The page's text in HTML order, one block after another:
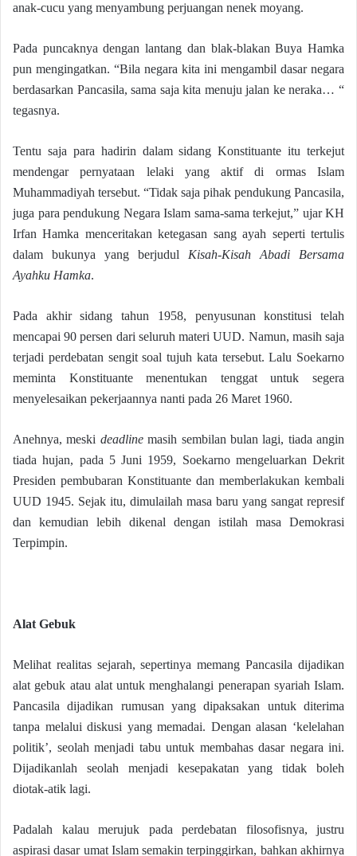
anak-cucu yang menyambung perjuangan nenek moyang.
Pada puncaknya dengan lantang dan blak-blakan Buya Hamka
pun mengingatkan. “Bila negara kita ini mengambil dasar negara
berdasarkan Pancasila, sama saja kita menuju jalan ke neraka… “
tegasnya.
Tentu saja para hadirin dalam sidang Konstituante itu terkejut
mendengar pernyataan lelaki yang aktif di ormas Islam
Muhammadiyah tersebut. “Tidak saja pihak pendukung Pancasila,
juga para pendukung Negara Islam sama-sama terkejut,” ujar KH
Irfan Hamka menceritakan ketegasan sang ayah seperti tertulis
dalam bukunya yang berjudul Kisah-Kisah Abadi Bersama
Ayahku Hamka.
Pada akhir sidang tahun 1958, penyusunan konstitusi telah
mencapai 90 persen dari seluruh materi UUD. Namun, masih saja
terjadi perdebatan sengit soal tujuh kata tersebut. Lalu Soekarno
meminta Konstituante menentukan tenggat untuk segera
menyelesaikan pekerjaannya nanti pada 26 Maret 1960.
Anehnya, meski deadlinemasih sembilan bulan lagi, tiada angin
tiada hujan, pada 5 Juni 1959, Soekarno mengeluarkan Dekrit
Presiden pembubaran Konstituante dan memberlakukan kembali
UUD 1945. Sejak itu, dimulailah masa baru yang sangat represif
dan kemudian lebih dikenal dengan istilah masa Demokrasi
Terpimpin.
Alat Gebuk
Melihat realitas sejarah, sepertinya memang Pancasila dijadikan
alat gebuk atau alat untuk menghalangi penerapan syariah Islam.
Pancasila dijadikan rumusan yang dipaksakan untuk diterima
tanpa melalui diskusi yang memadai. Dengan alasan ‘kelelahan
politik’, seolah menjadi tabu untuk membahas dasar negara ini.
Dijadikanlah seolah menjadi kesepakatan yang tidak boleh
diotak-atik lagi.
Padalah kalau merujuk pada perdebatan filosofisnya, justru
aspirasi dasar umat Islam semakin terpinggirkan, bahkan akhirnya